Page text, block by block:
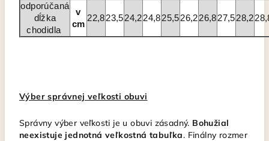
odporúčaná
dĺžka
chodidla
v
cm
22,823,524,224,825,526,226,827,528,2
Výber správnej veľkosti obuvi
Správny výber veľkosti je u obuvi zásadný. Bohužial
neexistuje jednotná veľkostná tabuľka. Finálny rozmer